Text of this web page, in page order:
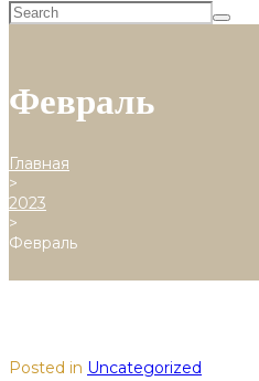
Февраль
Главная
>
2023
>
Февраль
Posted in Uncategorized